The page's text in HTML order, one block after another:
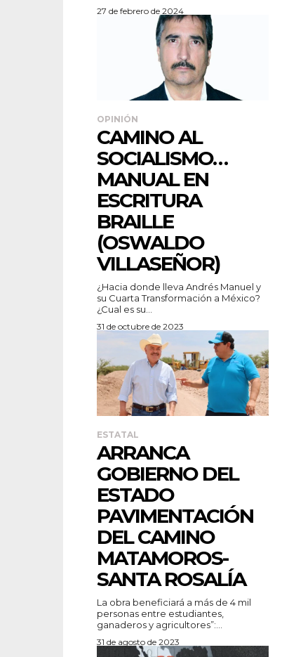
27 de febrero de 2024
OPINIÓN
CAMINO AL
SOCIALISMO…
MANUAL EN
ESCRITURA
BRAILLE
(OSWALDO
VILLASEÑOR)
¿Hacia donde lleva Andrés Manuel y
su Cuarta Transformación a México?
¿Cual es su...
31 de octubre de 2023
ESTATAL
ARRANCA
GOBIERNO DEL
ESTADO
PAVIMENTACIÓN
DEL CAMINO
MATAMOROS-
SANTA ROSALÍA
La obra beneficiará a más de 4 mil
personas entre estudiantes,
ganaderos y agricultores”:...
31 de agosto de 2023